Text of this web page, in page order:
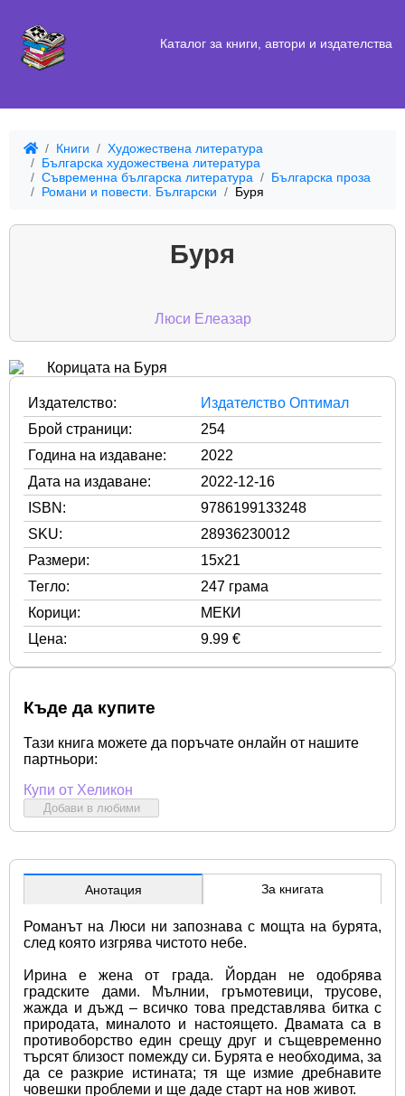
Каталог за книги, автори и издателства
Книги
Художествена литература
Българска художествена литература
Съвременна българска литература
Българска проза
Романи и повести. Български
Буря
Буря
Люси Елеазар
Издателство:
Издателство Оптимал
Брой страници:
254
Година на издаване:
2022
Дата на издаване:
2022-12-16
ISBN:
9786199133248
SKU:
28936230012
Размери:
15x21
Тегло:
247 грама
Корици:
МЕКИ
Цена:
9.99 €
Къде да купите
Тази книга можете да поръчате онлайн от нашите
партньори:
Купи от Хеликон
Добави в любими
Анотация За книгата
Романът на Люси ни запознава с мощта на бурята,
след която изгрява чистото небе.
Ирина е жена от града. Йордан не одобрява
градските дами. Мълнии, гръмотевици, трусове,
жажда и дъжд – всичко това представлява битка с
природата, миналото и настоящето. Двамата са в
противоборство един срещу друг и същевременно
търсят близост помежду си. Бурята е необходима, за
да се разкрие истината; тя ще измие дребнавите
човешки проблеми и ще даде старт на нов живот.